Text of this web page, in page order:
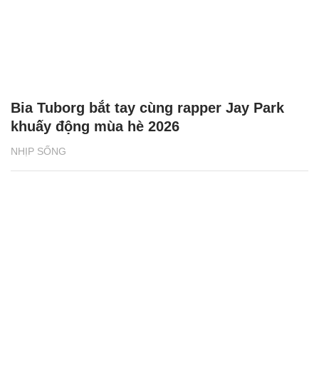
NHỊP SỐNG
Bia Tuborg bắt tay cùng rapper Jay Park
khuấy động mùa hè 2026